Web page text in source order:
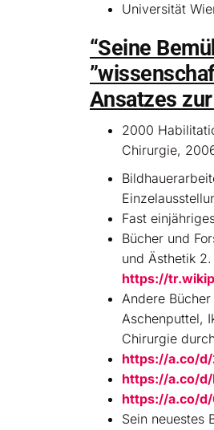
Universität
“Seine
Ansatzes
2000
Chirurgie,
Fast
Bücher und
und Ästhetik
https://
Andere
Aschenputtel,
Chirurgie
https://a.co/d/
https://a.co/d/
https://a.co/d/
Sein neuestes